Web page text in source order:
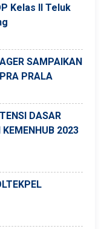
Kelas II Teluk
SAMPAIKAN
PRALA
DASAR
2023